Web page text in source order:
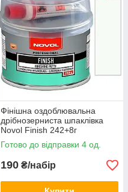
Фінішна оздоблювальна
дрібнозерниста шпаклівка
Novol Finish 242+8г
Готово до відправки 4 од.
190 ₴/набір